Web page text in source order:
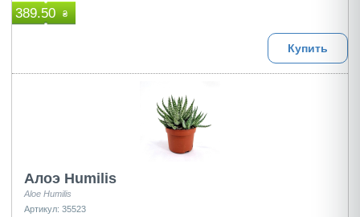
389.50 ₴
Купить
Алоэ Humilis
Aloe Humilis
Артикул: 35523